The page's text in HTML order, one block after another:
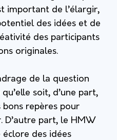
important de l’élargir,
des idées et de
des participants
originales.
de la question
soit, d’une part,
repères pour
part, le HMW
des idées